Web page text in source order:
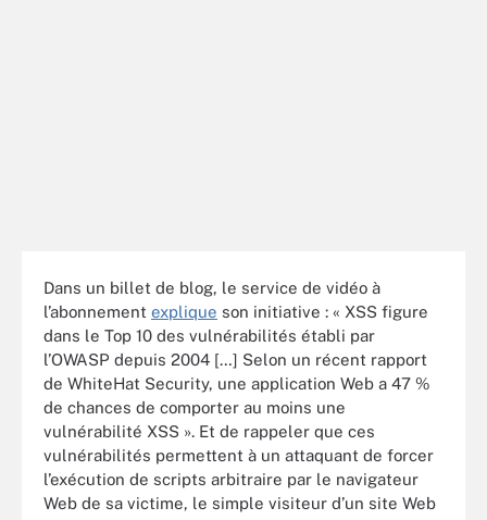
Dans un billet de blog, le service de vidéo à
l’abonnement explique son initiative : « XSS figure
dans le Top 10 des vulnérabilités établi par
l’OWASP depuis 2004 […] Selon un récent rapport
de WhiteHat Security, une application Web a 47 %
de chances de comporter au moins une
vulnérabilité XSS ». Et de rappeler que ces
vulnérabilités permettent à un attaquant de forcer
l’exécution de scripts arbitraire par le navigateur
Web de sa victime, le simple visiteur d’un site Web